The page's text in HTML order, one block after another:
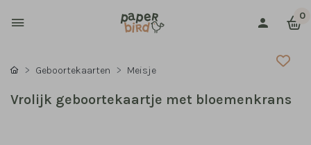
0
Geboortekaarten Meisje
Vrolijk geboortekaartje met bloemenkrans